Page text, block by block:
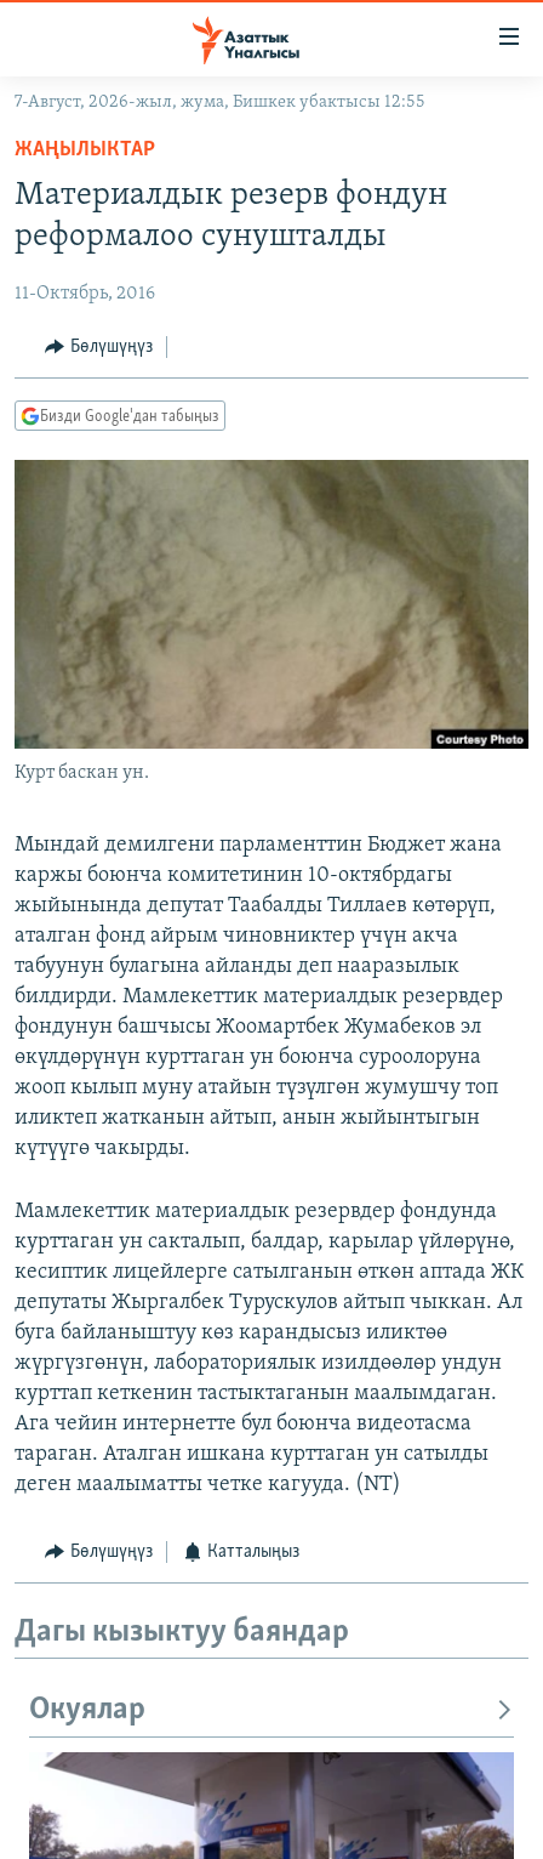
Навигацияга
өтүңүз
Издөөгө
салыңызКЫРГЫЗСТАН
ЭКОНОМИКА
МАДАНИЯТ
ДҮЙНӨ
БОРБОР АЗИЯ
УКРАИНА
АТАЙЫН ИЛИКТӨӨ
ТВ ПРОГРАММАЛАР
ЭКСПЕРТТЕР ТАЛДАЙТ
ДАНИСТЕ
ЭЖЕ-СИҢДИЛЕР
АЗАТТЫК+
ЫҢГАЙСЫЗ СУРООЛОР
ӨЗГӨЧӨ ПИКИР
Русский
ОНЛАЙН ШЕРИНЕ
ЭЕ/АРнун бардык сайттары
7-Август, 2026-жыл, жума, Бишкек убактысы 12:55
ЖАҢЫЛЫКТАР
Материалдык резерв фондун
реформалоо сунушталды
11-Октябрь, 2016
Бөлүшүңүз
Бизди Google'дан табыңыз
Курт баскан ун.
Мындай демилгени парламенттин Бюджет жана
каржы боюнча комитетинин 10-октябрдагы
жыйынында депутат Таабалды Тиллаев көтөрүп,
аталган фонд айрым чиновниктер үчүн акча
табуунун булагына айланды деп нааразылык
билдирди. Мамлекеттик материалдык резервдер
фондунун башчысы Жоомартбек Жумабеков эл
өкүлдөрүнүн курттаган ун боюнча суроолоруна
жооп кылып муну атайын түзүлгөн жумушчу топ
иликтеп жатканын айтып, анын жыйынтыгын
күтүүгө чакырды.
Мамлекеттик материалдык резервдер фондунда
курттаган ун сакталып, балдар, карылар үйлөрүнө,
кесиптик лицейлерге сатылганын өткөн аптада ЖК
депутаты Жыргалбек Турускулов айтып чыккан. Ал
буга байланыштуу көз карандысыз иликтөө
жүргүзгөнүн, лабораториялык изилдөөлөр ундун
курттап кеткенин тастыктаганын маалымдаган.
Ага чейин интернетте бул боюнча видеотасма
тараган. Аталган ишкана курттаган ун сатылды
деген маалыматты четке кагууда. (NT)
Бөлүшүңүз Катталыңыз
Дагы кызыктуу баяндар
Окуялар